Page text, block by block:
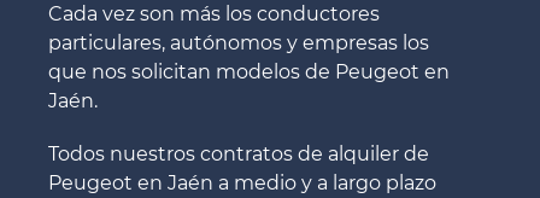
Cada vez son más los conductores
particulares, autónomos y empresas los
que nos solicitan modelos de Peugeot en
Jaén.
Todos nuestros contratos de alquiler de
Peugeot en Jaén a medio y a largo plazo